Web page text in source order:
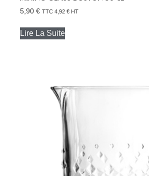
5,90 € TTC 4,92 € HT
Lire La Suite